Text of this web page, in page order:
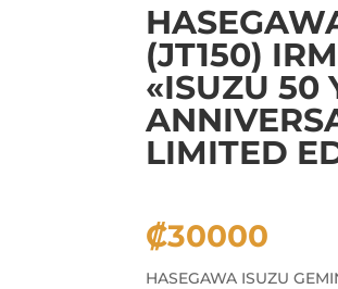
(JT150)
«ISUZU 50
LIMITED
₡30000
HASEGAWA ISUZU